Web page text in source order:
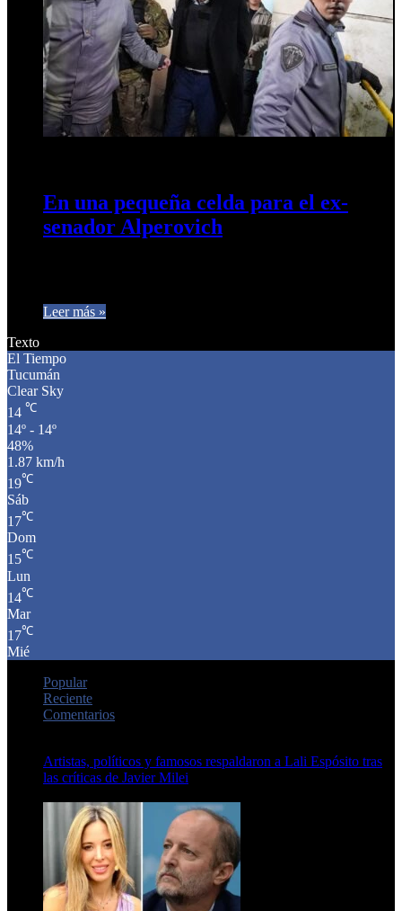
En una pequeña celda para el ex-
senador Alperovich
Leer más »
Texto
El Tiempo
Tucumán
Clear Sky
14 ℃
14º - 14º
48%
1.87 km/h
19℃
Sáb
17℃
Dom
15℃
Lun
14℃
Mar
17℃
Mié
Popular
Reciente
Comentarios
Artistas, políticos y famosos respaldaron a Lali Espósito tras
las críticas de Javier Milei